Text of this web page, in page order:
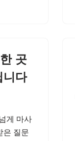
곳
니다
게 마사
은 질문